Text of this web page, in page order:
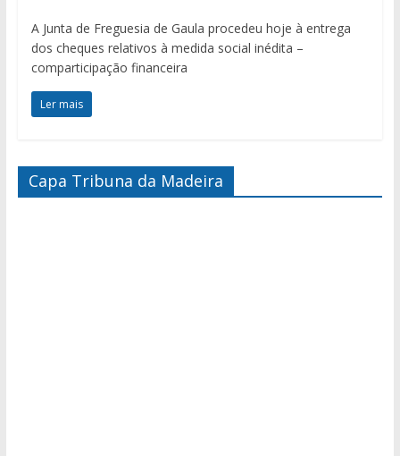
A Junta de Freguesia de Gaula procedeu hoje à entrega
dos cheques relativos à medida social inédita –
comparticipação financeira
Ler mais
Capa Tribuna da Madeira